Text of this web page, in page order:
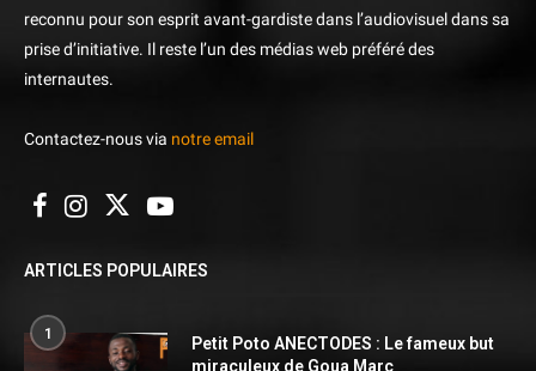
reconnu pour son esprit avant-gardiste dans l’audiovisuel dans sa
prise d’initiative. Il reste l’un des médias web préféré des
internautes.
Contactez-nous via notre email
ARTICLES POPULAIRES
1
Petit Poto ANECTODES : Le fameux but
miraculeux de Goua Marc